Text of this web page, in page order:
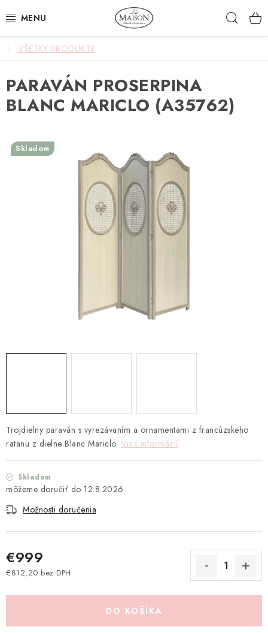
na
NOVINKY
AKCIA
ZÁHRADA
NÁBYTOK
VŠETKY PRODUKTY
Ako nakupovať Doprava a platba
Podmienky ochrany osobných údajov
VŠETKY PRODUKTY
Trojdielny paraván s vyrezávaním a ornamentami z francúzskeho
ratanu z dielne Blanc Mariclo. Viac informácií
Skladom
12.8.2026
Možnosti doručenia
€999
€812,20 bez DPH
DO KOŠÍKA
PARAVÁN PROSERPINA
BLANC MARICLO (A35762)
Skladom